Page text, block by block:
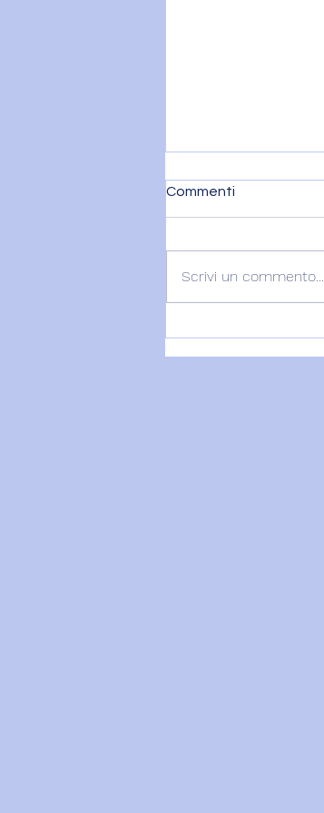
Commenti
Scrivi un commento...